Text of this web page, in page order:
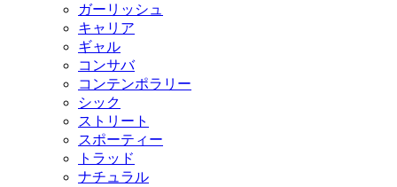
ガーリッシュ
キャリア
ギャル
コンサバ
コンテンポラリー
シック
ストリート
スポーティー
トラッド
ナチュラル